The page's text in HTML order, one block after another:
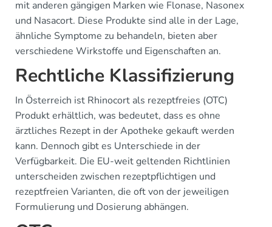
mit anderen gängigen Marken wie Flonase, Nasonex
und Nasacort. Diese Produkte sind alle in der Lage,
ähnliche Symptome zu behandeln, bieten aber
verschiedene Wirkstoffe und Eigenschaften an.
Rechtliche Klassifizierung
In Österreich ist Rhinocort als rezeptfreies (OTC)
Produkt erhältlich, was bedeutet, dass es ohne
ärztliches Rezept in der Apotheke gekauft werden
kann. Dennoch gibt es Unterschiede in der
Verfügbarkeit. Die EU-weit geltenden Richtlinien
unterscheiden zwischen rezeptpflichtigen und
rezeptfreien Varianten, die oft von der jeweiligen
Formulierung und Dosierung abhängen.